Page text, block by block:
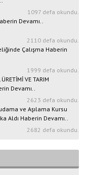
1097 defa okundu.
Devamı..
2110 defa okundu.
Çalışma Haberin
1999 defa okundu.
VE TARIM
Devamı..
2623 defa okundu.
ve Aşılama Kursu
Aldı Haberin Devamı..
2682 defa okundu.